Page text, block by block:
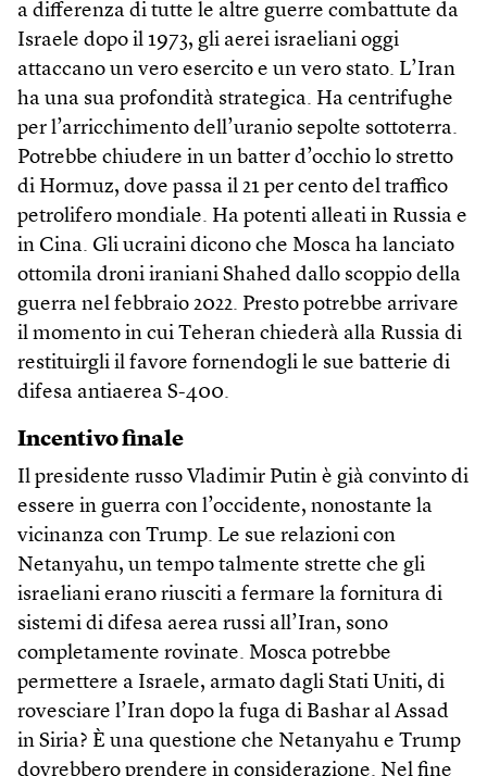
a differenza di tutte le altre guerre combattute da
Israele dopo il 1973, gli aerei israeliani oggi
attaccano un vero esercito e un vero stato. L’Iran
ha una sua profondità strategica. Ha centrifughe
per l’arricchimento dell’uranio sepolte sottoterra.
Potrebbe chiudere in un batter d’occhio lo stretto
di Hormuz, dove passa il 21 per cento del traffico
petrolifero mondiale. Ha potenti alleati in Russia e
in Cina. Gli ucraini dicono che Mosca ha lanciato
ottomila droni iraniani Shahed dallo scoppio della
guerra nel febbraio 2022. Presto potrebbe arrivare
il momento in cui Teheran chiederà alla Russia di
restituirgli il favore fornendogli le sue batterie di
difesa antiaerea S-400.
Incentivo finale
Il presidente russo Vladimir Putin è già convinto di
essere in guerra con l’occidente, nonostante la
vicinanza con Trump. Le sue relazioni con
Netanyahu, un tempo talmente strette che gli
israeliani erano riusciti a fermare la fornitura di
sistemi di difesa aerea russi all’Iran, sono
completamente rovinate. Mosca potrebbe
permettere a Israele, armato dagli Stati Uniti, di
rovesciare l’Iran dopo la fuga di Bashar al Assad
in Siria? È una questione che Netanyahu e Trump
dovrebbero prendere in considerazione. Nel fine